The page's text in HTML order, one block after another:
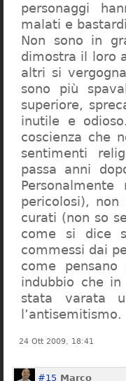
personaggi
malati e
Non sono in
dimostra il loro
altri si
sono più
superiore,
inutile e
coscienza che
sentimenti
passa anni
pericolosi),
curati (non so
come si dice
commessi dai
come
indubbio che
stata varata
l’antisemitismo.
24 Ott 2009, 18:41
#15 Marco